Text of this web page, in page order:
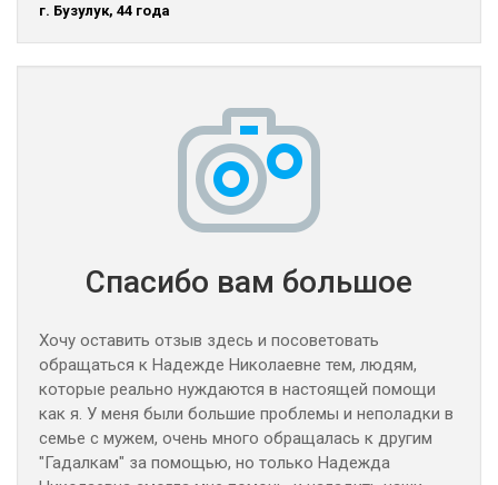
г. Бузулук, 44 года
Спасибо вам большое
Хочу оставить отзыв здесь и посоветовать
обращаться к Надежде Николаевне тем, людям,
которые реально нуждаются в настоящей помощи
как я. У меня были большие проблемы и неполадки в
семье с мужем, очень много обращалась к другим
"Гадалкам" за помощью, но только Надежда